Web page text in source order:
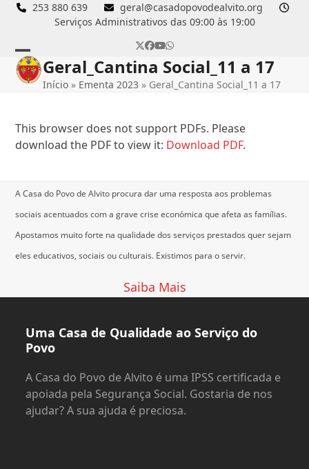
Skip
253 880 639
geral@casadopovodealvito.org
Serviços Administrativos das 09:00 às 19:00
Twitter
Facebook
YouTube
Whatsapp
Open
mobile
Close
mobile
Geral_Cantina Social_11 a 17
Início » Ementa 2023 » Geral_Cantina Social_11 a 17
This browser does not support PDFs. Please
download the PDF to view it: Download PDF.
A Casa do Povo de Alvito procura dar uma resposta aos problemas
sociais acentuados com a grave crise económica que afeta as famílias.
Apostamos muito forte na qualidade dos serviços prestados quer sejam
eles educativos, sociais ou culturais. Existimos para o servir.
Saiba Mais
Uma Casa de Qualidade ao Serviço do
Povo
A Casa do Povo de Alvito é uma IPSS certificada e
apoiada pela Segurança Social. Gostaria de nos
ajudar? A sua ajuda é preciosa.